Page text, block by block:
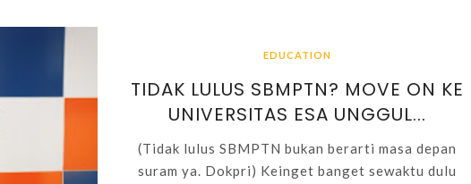
EDUCATION
TIDAK LULUS SBMPTN? MOVE ON KE
UNIVERSITAS ESA UNGGUL...
(Tidak lulus SBMPTN bukan berarti masa depan
suram ya. Dokpri) Keinget banget sewaktu dulu